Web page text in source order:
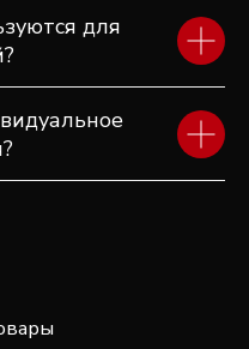
для